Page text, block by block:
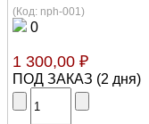
(Код: nph-001)
0
1 300,00 ₽
ПОД ЗАКАЗ (2 дня)